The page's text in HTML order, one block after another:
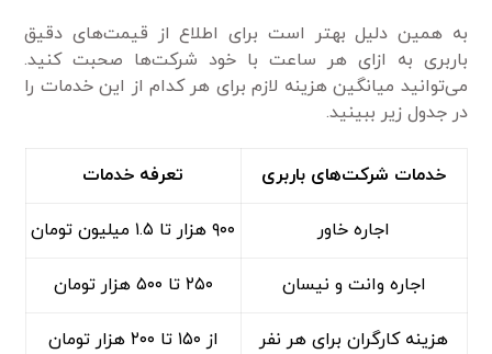
به همین دلیل بهتر است برای اطلاع از قیمت‌های دقیق
باربری به ازای هر ساعت با خود شرکت‌ها صحبت کنید.
می‌توانید میانگین هزینه لازم برای هر کدام از این خدمات را
در جدول زیر ببینید.
خدمات شرکت‌های باربری تعرفه خدمات
اجاره خاور ۹۰۰ هزار تا ۱.۵ میلیون تومان
اجاره وانت و نیسان ۲۵۰ تا ۵۰۰ هزار تومان
هزینه کارگران برای هر نفر از ۱۵۰ تا ۲۰۰ هزار تومان